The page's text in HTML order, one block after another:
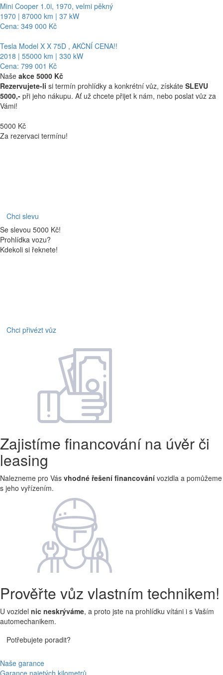
Mini Cooper 1.0i, 1970, velmi pěkný
1970 | 87000 km | 37 kW
Cena: 349 000 Kč
Tesla Model X X 75D , AKČNÍ CENA!!
2018 | 55000 km | 330 kW
Cena: 799 001 Kč
Naše akce 5000 Kč
Rezervujete-li si termín prohlídky a konkrétní vůz, získáte SLEVU
5000,- při jeho nákupu. Ať už chcete přijet k nám, nebo poslat vůz za
Vámi!
5000 Kč
Za rezervaci termínu!
Chci slevu
Se slevou 5000 Kč!
Prohlídka vozu?
Kdekoli si řeknete!
Chci přivézt vůz
Zajistíme financování na úvěr či
leasing
Nalezneme pro Vás vhodné řešení financování vozidla a pomůžeme
s jeho vyřízením.
Prověřte vůz vlastním technikem!
U vozidel nic neskrýváme, a proto jste na prohlídku vítáni i s Vaším
automechanikem.
Potřebujete poradit?
Naše garance
Garance najetých kilometrů